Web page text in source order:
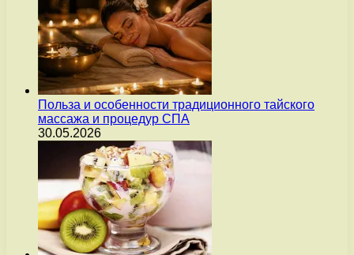
Польза и особенности традиционного тайского
массажа и процедур СПА
30.05.2026